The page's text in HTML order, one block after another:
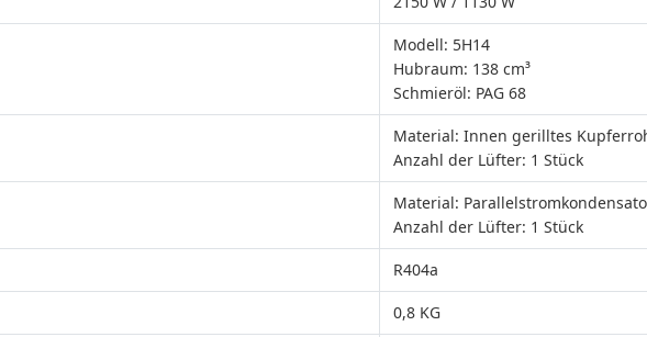
Modell: 5H14
Hubraum: 138 cm³
Schmieröl: PAG 68
Material: Innen gerilltes
Anzahl der Lüfter: 1 Stück
Material:
Anzahl der Lüfter: 1 Stück
R404a
0,8 KG